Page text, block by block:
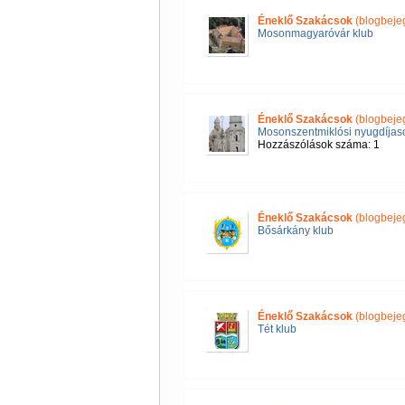
Éneklő Szakácsok
Mosonmagyaróvár klub
Éneklő Szakácsok
Mosonszentmiklósi
Hozzászólások száma: 1
Éneklő Szakácsok
Bősárkány klub
Éneklő Szakácsok
Tét klub